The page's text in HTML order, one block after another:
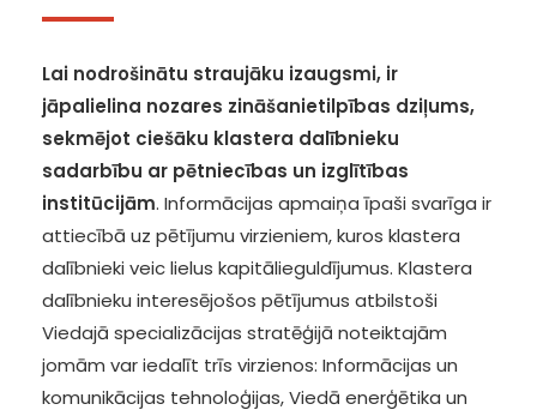
Lai nodrošinātu straujāku izaugsmi, ir
jāpalielina nozares zināšanietilpības dziļums,
sekmējot ciešāku klastera dalībnieku
sadarbību ar pētniecības un izglītības
institūcijām. Informācijas apmaiņa īpaši svarīga ir
attiecībā uz pētījumu virzieniem, kuros klastera
dalībnieki veic lielus kapitālieguldījumus. Klastera
dalībnieku interesējošos pētījumus atbilstoši
Viedajā specializācijas stratēģijā noteiktajām
jomām var iedalīt trīs virzienos: Informācijas un
komunikācijas tehnoloģijas, Viedā enerģētika un